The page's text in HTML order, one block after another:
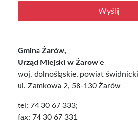
Gmina Żarów,
Urząd Miejski w Żarowie
woj. dolnośląskie, powiat świdnicki
ul. Zamkowa 2, 58-130 Żarów
tel: 74 30 67 333;
fax: 74 30 67 331